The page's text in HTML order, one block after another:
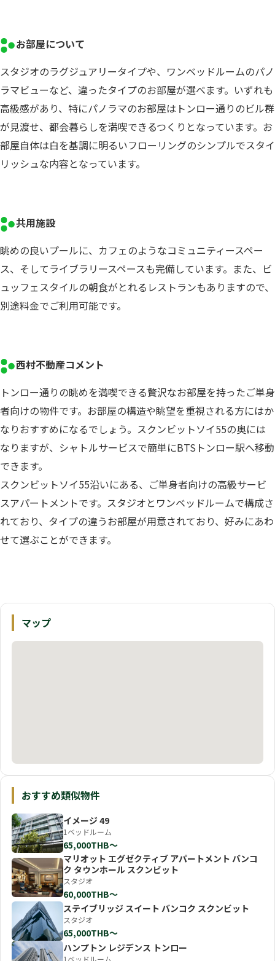
お部屋について
スタジオのラグジュアリータイプや、ワンベッドルームのパノ
ラマビューなど、違ったタイプのお部屋が選べます。いずれも
高級感があり、特にパノラマのお部屋はトンロー通りのビル群
が見渡せ、都会暮らしを満喫できるつくりとなっています。お
部屋自体は白を基調に明るいフローリングのシンプルでスタイ
リッシュな内容となっています。
共用施設
眺めの良いプールに、カフェのようなコミュニティースペー
ス、そしてライブラリースペースも完備しています。また、ビ
ュッフェスタイルの朝食がとれるレストランもありますので、
別途料金でご利用可能です。
西村不動産コメント
トンロー通りの眺めを満喫できる贅沢なお部屋を持ったご単身
者向けの物件です。お部屋の構造や眺望を重視される方にはか
なりおすすめになるでしょう。スクンビットソイ55の奥には
なりますが、シャトルサービスで簡単にBTSトンロー駅へ移動
できます。
スクンビットソイ55沿いにある、ご単身者向けの高級サービ
スアパートメントです。スタジオとワンベッドルームで構成さ
れており、タイプの違うお部屋が用意されており、好みにあわ
せて選ぶことができます。
マップ
おすすめ類似物件
イメージ 49
1ベッドルーム
65,000THB〜
マリオット エグゼクティブ アパートメント バンコ
ク タウンホール スクンビット
スタジオ
60,000THB〜
ステイブリッジ スイート バンコク スクンビット
スタジオ
65,000THB〜
ハンプトン レジデンス トンロー
1ベッドルーム